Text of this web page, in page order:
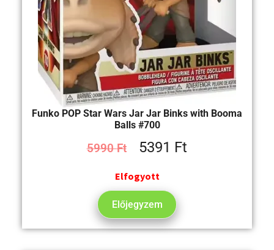
Funko POP Star Wars Jar Jar Binks with Booma
Balls #700
5990Ft 5391 Ft
Elfogyott
Előjegyzem